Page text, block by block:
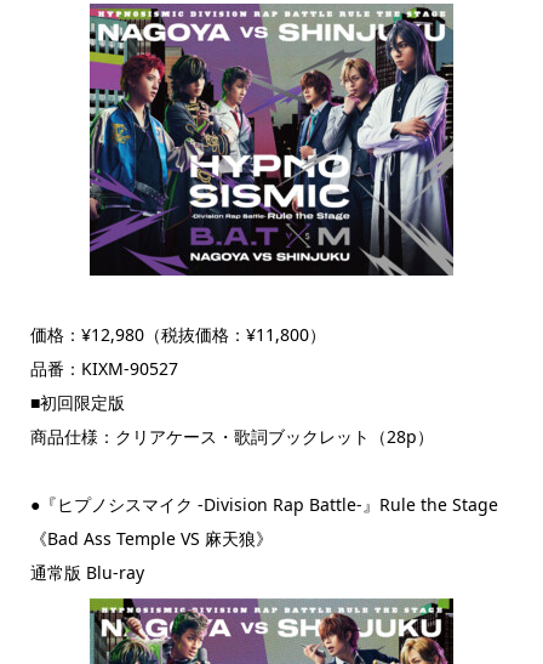
価格：¥12,980（税抜価格：¥11,800）
品番：KIXM-90527
■初回限定版
商品仕様：クリアケース・歌詞ブックレット（28p）
●『ヒプノシスマイク -Division Rap Battle-』Rule the Stage
《Bad Ass Temple VS 麻天狼》
通常版 Blu-ray